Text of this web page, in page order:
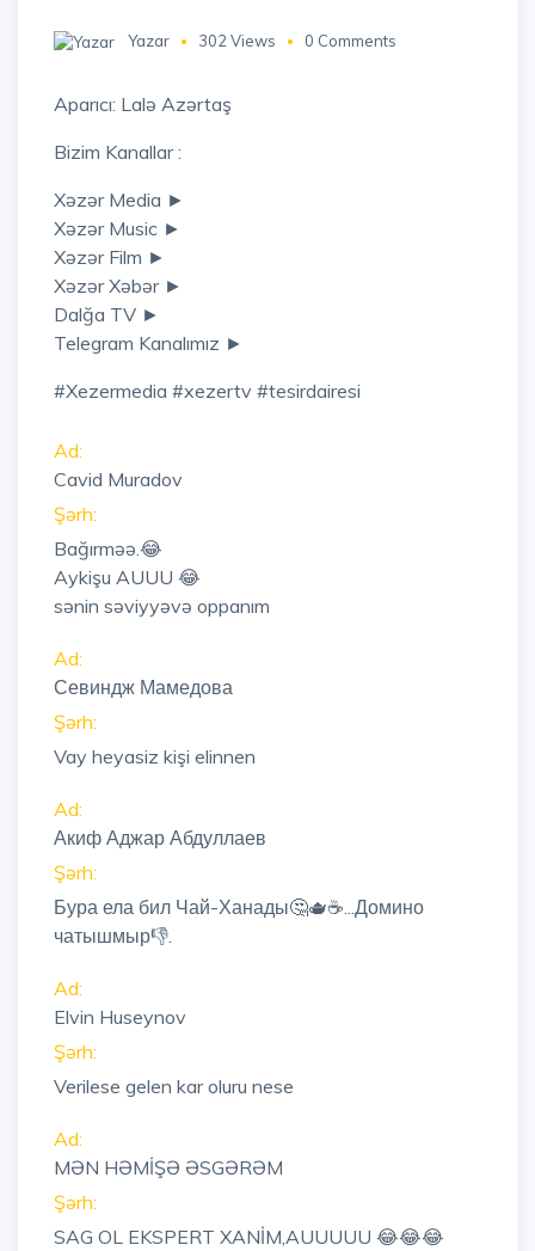
Yazar 302 Views 0 Comments
Aparıcı: Lalə Azərtaş
Bizim Kanallar :
Xəzər Media ►
Xəzər Music ►
Xəzər Film ►
Xəzər Xəbər ►
Dalğa TV ►
Telegram Kanalımız ►
#xezermedia #xezertv #tesirdairesi
Ad:
Cavid Muradov
Şərh:
Bağırməə.😂
Aykişu AUUU 😂
sənin səviyyəvə oppanım
Ad:
Севиндж Мамедова
Şərh:
Vay heyasiz kişi elinnen
Ad:
Акиф Аджар Абдуллаев
Şərh:
Бура ела бил Чай-Ханады🤔🫖☕...Домино
чатышмыр👎.
Ad:
Elvin Huseynov
Şərh:
Verilese gelen kar oluru nese
Ad:
MƏN HƏMİŞƏ ƏSGƏRƏM
Şərh:
SAG OL EKSPERT XANİM,AUUUUU 😂😂😂